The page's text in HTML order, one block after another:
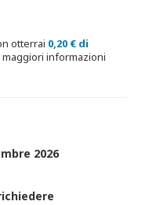
otterrai 0,20 € di
maggiori informazioni
2026